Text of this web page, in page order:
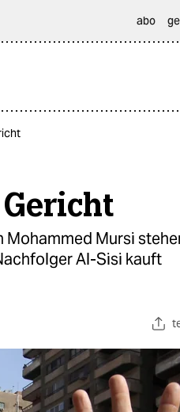
abo
Mursi
Al-Sisi kauft